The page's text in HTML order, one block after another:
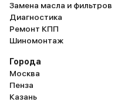
Замена масла и фильтров
Диагностика
Ремонт КПП
Шиномонтаж
Города
Москва
Пенза
Казань